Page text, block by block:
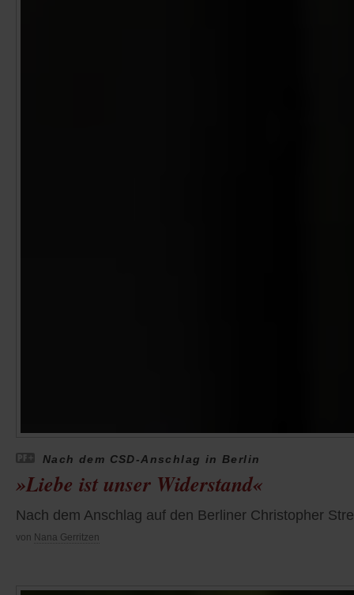
Nach dem CSD-Anschlag in Berlin
»Liebe ist unser Widerstand«
Nach dem Anschlag auf den Berliner Christopher
von Nana Gerritzen